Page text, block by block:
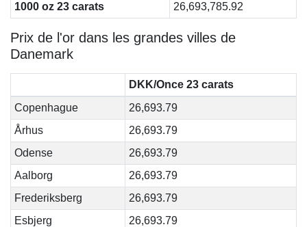
1000 oz 23 carats
26,693,785.92
Prix de l'or dans les grandes villes de
Danemark
DKK/Once 23 carats
Copenhague
26,693.79
Århus
26,693.79
Odense
26,693.79
Aalborg
26,693.79
Frederiksberg
26,693.79
Esbjerg
26,693.79